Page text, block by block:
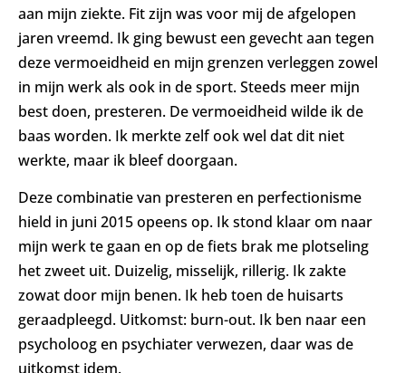
aan mijn ziekte. Fit zijn was voor mij de afgelopen
jaren vreemd. Ik ging bewust een gevecht aan tegen
deze vermoeidheid en mijn grenzen verleggen zowel
in mijn werk als ook in de sport. Steeds meer mijn
best doen, presteren. De vermoeidheid wilde ik de
baas worden. Ik merkte zelf ook wel dat dit niet
werkte, maar ik bleef doorgaan.
Deze combinatie van presteren en perfectionisme
hield in juni 2015 opeens op. Ik stond klaar om naar
mijn werk te gaan en op de fiets brak me plotseling
het zweet uit. Duizelig, misselijk, rillerig. Ik zakte
zowat door mijn benen. Ik heb toen de huisarts
geraadpleegd. Uitkomst: burn-out. Ik ben naar een
psycholoog en psychiater verwezen, daar was de
uitkomst idem.